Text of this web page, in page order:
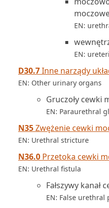
EN:
EN:
D30.7Inne narządy
EN: Other urinary organs
Gruczoły cewki
EN: Paraurethral
N35Zwężenie cewki
EN: Urethral stricture
N36.0 Przetoka cewki
EN: Urethral fistula
Fałszywy kanał
EN: False urethral